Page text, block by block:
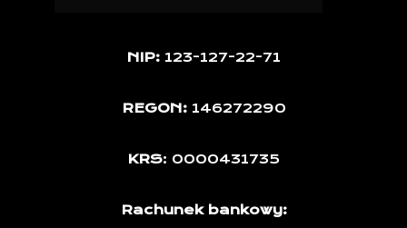
NIP:123-127-22-71
REGON:146272290
KRS: 0000431735
Rachunek bankowy: